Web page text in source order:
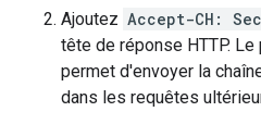
Ajoutez Accept-CH:
tête de réponse HTTP. Le
permet d'envoyer la
dans les requêtes